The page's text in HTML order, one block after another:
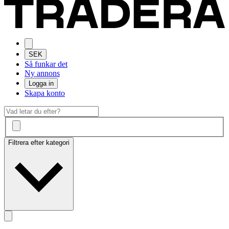
SEK
Så funkar det
Ny annons
Logga in
Skapa konto
Filtrera efter kategori